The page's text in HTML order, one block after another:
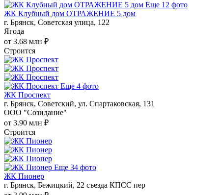
Еще 12 фото
ЖК Клубный дом ОТРАЖЕНИЕ 5 дом
г. Брянск, Советская улица, 122
Ягода
от 3.68 млн ₽
Строится
Еще 4 фото
ЖК Проспект
г. Брянск, Советский, ул. Спартаковская, 131
ООО "Созидание"
от 3.90 млн ₽
Строится
Еще 34 фото
ЖК Пионер
г. Брянск, Бежицкий, 22 съезда КПСС пер